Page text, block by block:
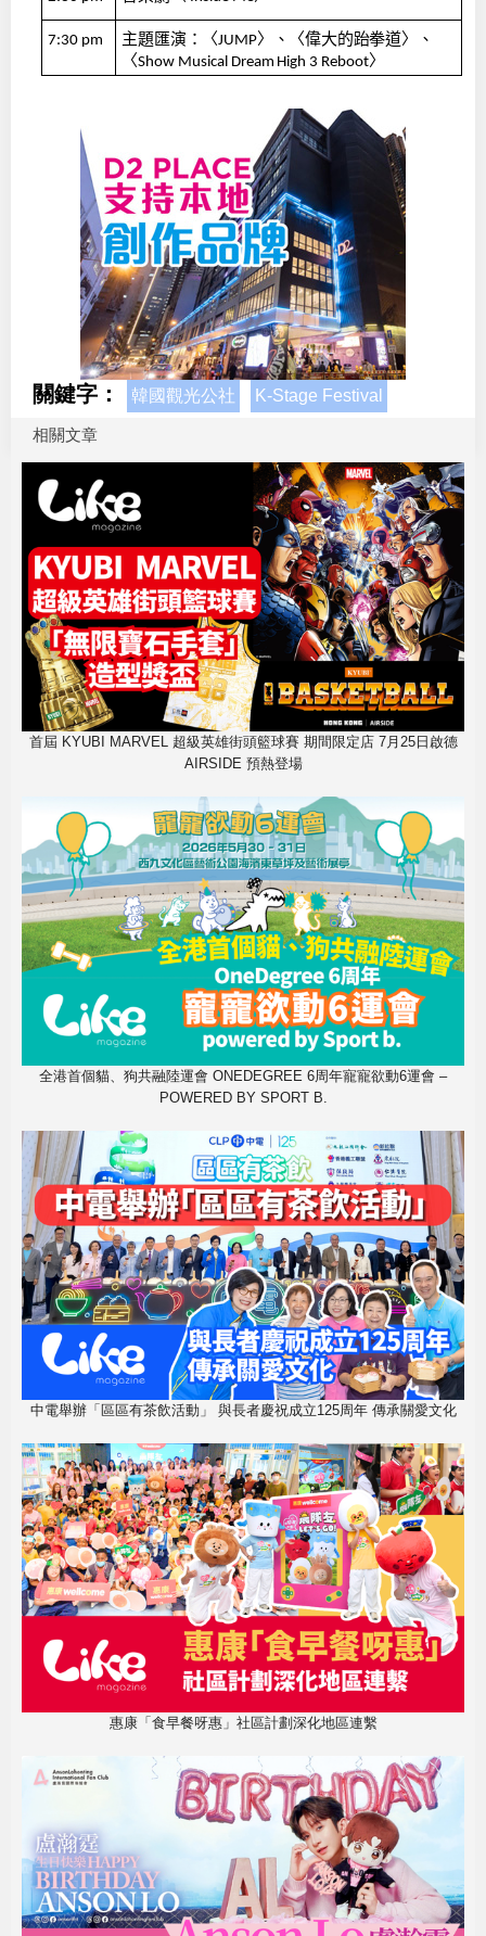
7:30 pm 主題匯演：〈JUMP〉、〈偉大的跆拳道〉、
〈Show Musical Dream High 3 Reboot〉
關鍵字： 韓國觀光公社 K-Stage Festival
相關文章
首屆 KYUBI MARVEL 超級英雄街頭籃球賽 期間限定店 7月25日啟德
AIRSIDE 預熱登場
全港首個貓、狗共融陸運會 ONEDEGREE 6周年寵寵欲動6運會 –
POWERED BY SPORT B.
中電舉辦「區區有茶飲活動」 與長者慶祝成立125周年 傳承關愛文化
惠康「食早餐呀惠」社區計劃深化地區連繫